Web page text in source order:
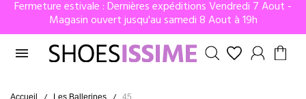
Fermeture estivale : Dernières expéditions Vendredi 7 Aout -
Magasin ouvert jusqu'au samedi 8 Aout à 19h

Accueil Les Ballerines 45